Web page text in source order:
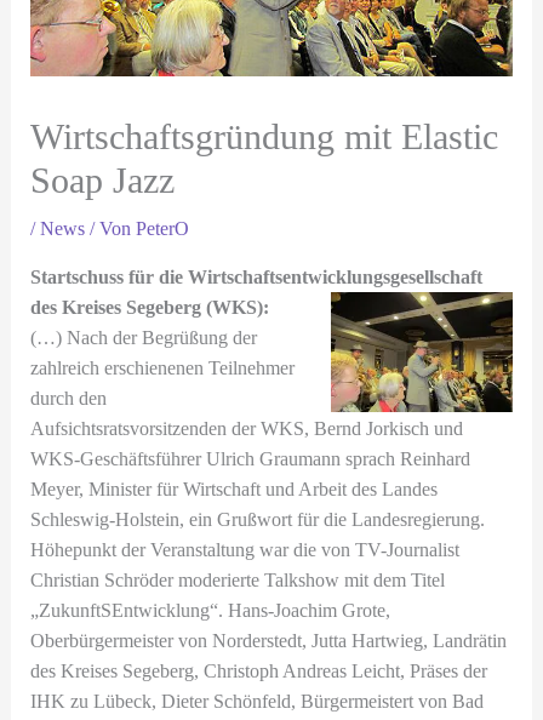
Wirtschaftsgründung mit Elastic
Soap Jazz
/News/ Von PeterO
Startschuss für die Wirtschaftsentwicklungsgesellschaft
des Kreises Segeberg (WKS):
(…) Nach der Begrüßung der
zahlreich erschienenen Teilnehmer
durch den
Aufsichtsratsvorsitzenden der WKS, Bernd Jorkisch und
WKS-Geschäftsführer Ulrich Graumann sprach Reinhard
Meyer, Minister für Wirtschaft und Arbeit des Landes
Schleswig-Holstein, ein Grußwort für die Landesregierung.
Höhepunkt der Veranstaltung war die von TV-Journalist
Christian Schröder moderierte Talkshow mit dem Titel
„ZukunftSEntwicklung“. Hans-Joachim Grote,
Oberbürgermeister von Norderstedt, Jutta Hartwieg, Landrätin
des Kreises Segeberg, Christoph Andreas Leicht, Präses der
IHK zu Lübeck, Dieter Schönfeld, Bürgermeistert von Bad